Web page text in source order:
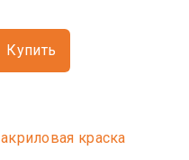
Купить
акриловая краска